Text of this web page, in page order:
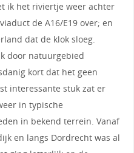
ik het riviertje weer achter
de A16/E19 over; en
dat de klok sloeg.
door natuurgebied
kort dat het geen
interessante stuk zat er
in typische
in bekend terrein. Vanaf
en langs Dordrecht was al